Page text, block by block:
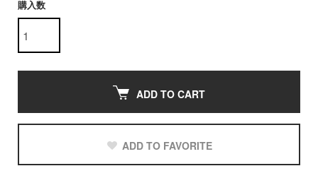
購入数
ADD TO CART
ADD TO FAVORITE